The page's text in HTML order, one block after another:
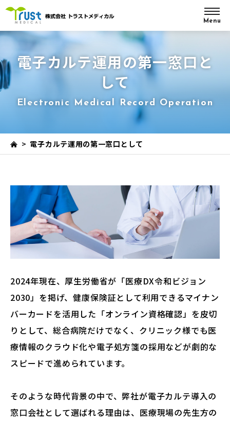
Menu
電子カルテ運用の第一窓口と
して
Electronic Medical Record Operation
> 電子カルテ運用の第一窓口として
2024年現在、厚生労働省が「医療DX令和ビジョン
2030」を掲げ、健康保険証として利用できるマイナン
バーカードを活用した「オンライン資格確認」を皮切
りとして、総合病院だけでなく、クリニック様でも医
療情報のクラウド化や電子処方箋の採用などが劇的な
スピードで進められています。
そのような時代背景の中で、弊社が電子カルテ導入の
窓口会社として選ばれる理由は、医療現場の先生方の